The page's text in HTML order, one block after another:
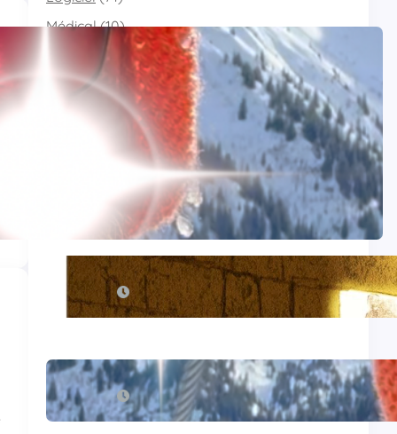
Médical(10)
(4)
Programmation(78)
Religion
(59)
(2)
Les meilleurs articles
Du Yahvisme au Sionisme
juin 17, 2026
Comirnaty
mai 14, 2026